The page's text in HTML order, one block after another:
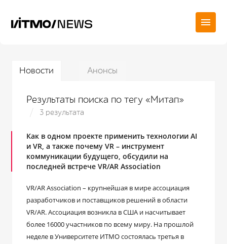
Новости Анонсы
Результаты поиска по тегу «Митап»
3 результата
Как в одном проекте применить технологии AI
и VR, а также почему VR – инструмент
коммуникации будущего, обсудили на
последней встрече VR/AR Association
VR/AR Association – крупнейшая в мире ассоциация
разработчиков и поставщиков решений в области
VR/AR. Ассоциация возникла в США и насчитывает
более 16000 участников по всему миру. На прошлой
неделе в Университете ИТМО состоялась третья в